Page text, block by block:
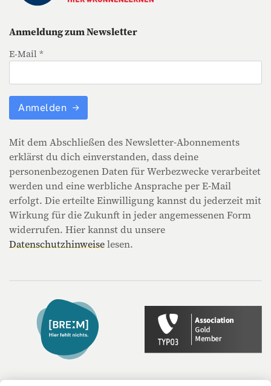
Anmeldung zum Newsletter
E-Mail *
Anmelden
Mit dem Abschließen des Newsletter-Abonnements
erklärst du dich einverstanden, dass deine
personenbezogenen Daten für Werbezwecke verarbeitet
werden und eine werbliche Ansprache per E-Mail
erfolgt. Die erteilte Einwilligung kannst du jederzeit mit
Wirkung für die Zukunft in jeder angemessenen Form
widerrufen. Hier kannst du unsere
Datenschutzhinweiselesen.